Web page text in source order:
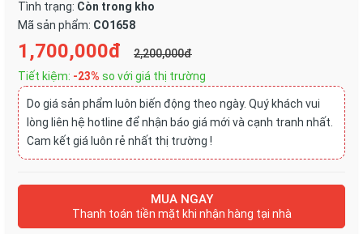
Tình trạng: Còn trong kho
Mã sản phẩm: CO1658
1,700,000đ
2,200,000đ
Tiết kiệm: -23% so với giá thị trường
Do giá sản phẩm luôn biến động theo ngày. Quý khách vui
lòng liên hệ hotline để nhận báo giá mới và cạnh tranh nhất.
Cam kết giá luôn rẻ nhất thị trường !
MUA NGAY
Thanh toán tiền mặt khi nhận hàng tại nhà